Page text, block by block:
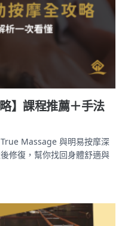
】課程推薦＋手法
Massage 與明易按摩深
修復，幫你找回身體舒適與